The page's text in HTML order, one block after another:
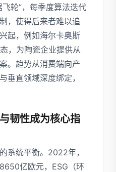
轮”，每季度算法迭代
，使得后来者难以追
起，例如海尔卡奥斯
，为陶瓷企业提供从
。趋势从消费端向产
垂直领域深度绑定，
韧性成为核心指
系统平衡。2022年，
亿欧元，ESG（环